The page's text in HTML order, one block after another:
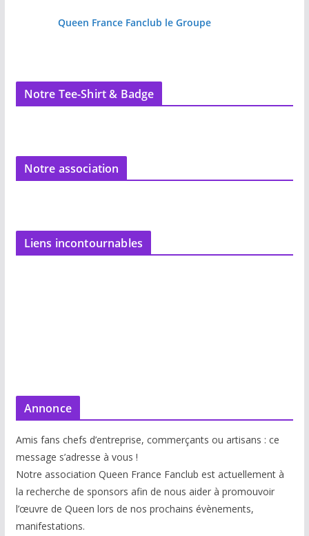
Queen France Fanclub le Groupe
Notre Tee-Shirt & Badge
Notre association
Liens incontournables
Annonce
Amis fans chefs d’entreprise, commerçants ou artisans : ce
message s’adresse à vous !
Notre association Queen France Fanclub est actuellement à
la recherche de sponsors afin de nous aider à promouvoir
l’œuvre de Queen lors de nos prochains évènements,
manifestations.